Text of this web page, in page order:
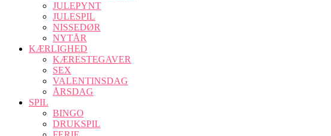
JULEPYNT
JULESPIL
NISSEDØR
NYTÅR
KÆRLIGHED
KÆRESTEGAVER
SEX
VALENTINSDAG
ÅRSDAG
SPIL
BINGO
DRUKSPIL